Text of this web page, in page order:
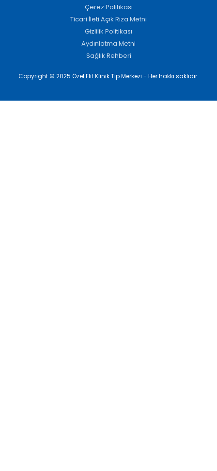
Çerez Politikası
Ticari İleti Açık Rıza Metni
Gizlilik Politikası
Aydınlatma Metni
Sağlık Rehberi
Copyright © 2025 Özel Elit Klinik Tıp Merkezi - Her hakkı saklıdır.